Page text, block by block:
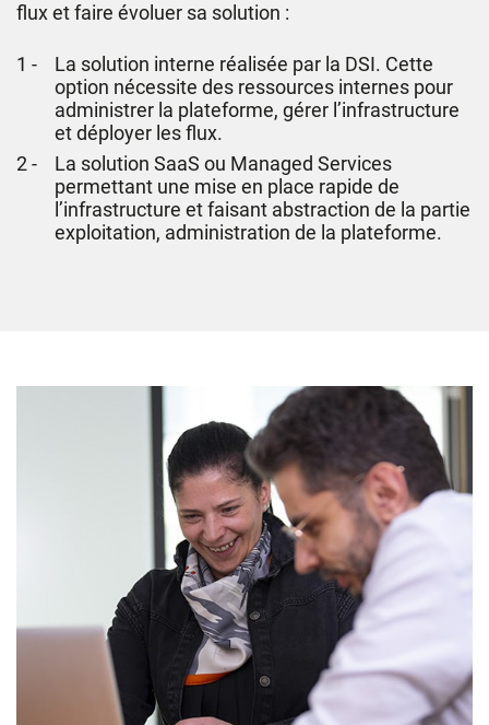
flux et faire évoluer sa solution :
La solution interne réalisée par la DSI. Cette
option nécessite des ressources internes pour
administrer la plateforme, gérer l’infrastructure
et déployer les flux.
La solution SaaS ou Managed Services
permettant une mise en place rapide de
l’infrastructure et faisant abstraction de la partie
exploitation, administration de la plateforme.